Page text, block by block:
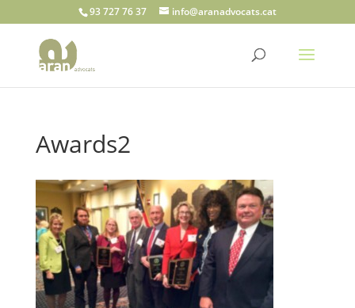
93 727 76 37 info@aranadvocats.cat
Awards2